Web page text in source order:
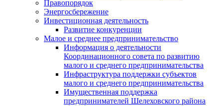
Правопорядок
Энергосбережение
Инвестиционная деятельность
Развитие конкуренции
Малое и среднее предпринимательство
Информация о деятельности
Координационного совета по развитию
малого и среднего предпринимательства
Инфраструктура поддержки субъектов
малого и среднего предпринимательства
Имущественная поддержка
предпринимателей Шелеховского района